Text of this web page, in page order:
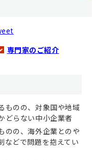
専門家のご紹介
ものの、対象国や地域
どらない中小企業者
のの、海外企業とのや
などで問題を抱えてい